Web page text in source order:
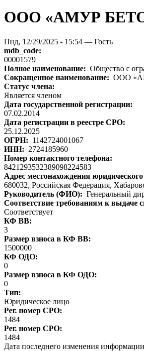
ООО «АМУР
Пнд, 12/29/2025 - 15:54 — Гость
mdb_code:
00001579
Полное наименование: Общество с
Сокращенное наименование: ООО
Статус члена:
Является членом
Дата государственной регистрации:
07.02.2014
Дата регистрации в реестре СРО:
25.12.2025
ОГРН: 1142724001067
ИНН: 2724185960
Номер контактного телефона:
8421293532389098224583
Адрес местонахождения
680032, Российская Федерация,
Руководитель (ФИО): Генеральный
Соответствие требованиям к выдаче
Соответствует
КФ ВВ:
3
Размер взноса в КФ ВВ:
1500000
КФ ОДО:
0
Размер взноса в КФ ОДО:
0
Тип:
Юридическое лицо
Рег. номер СРО:
1484
Рег. номер СРО:
1484
Дата последнего изменения